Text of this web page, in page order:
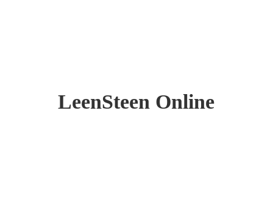
LeenSteen Online